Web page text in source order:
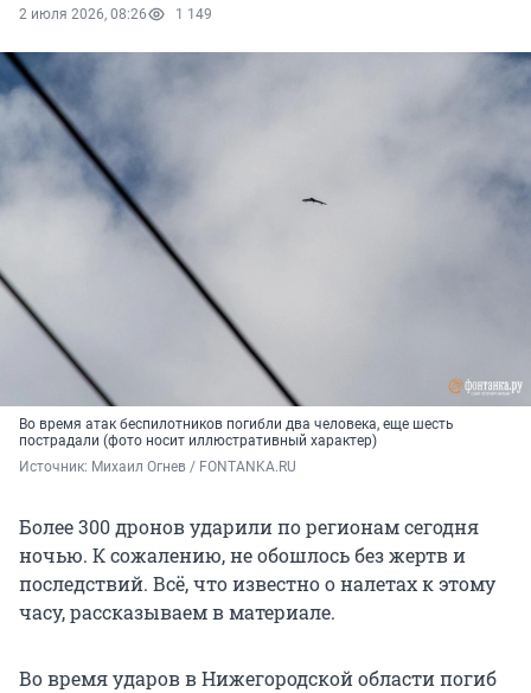
2 июля 2026, 08:26 1 149
Во время атак беспилотников погибли два человека, еще шесть
пострадали (фото носит иллюстративный характер)
Источник: Михаил Огнев / FONTANKA.RU
Более 300 дронов ударили по регионам сегодня
ночью. К сожалению, не обошлось без жертв и
последствий. Всё, что известно о налетах к этому
часу, рассказываем в материале.
Во время ударов в Нижегородской области погиб